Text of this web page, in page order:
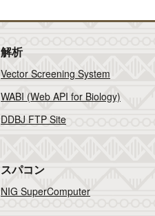
解析
Vector Screening System
WABI (Web API for Biology)
DDBJ FTP Site
スパコン
NIG SuperComputer